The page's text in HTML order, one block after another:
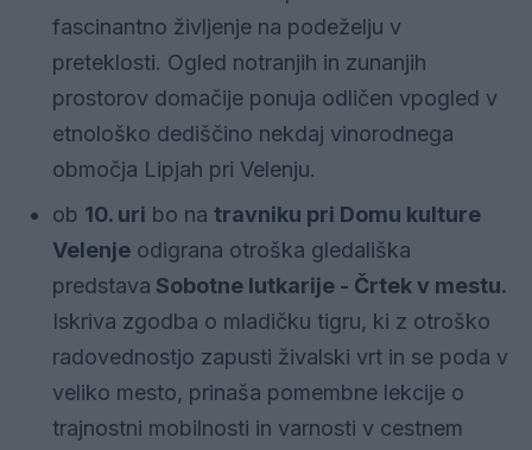
fascinantno življenje na podeželju v
preteklosti. Ogled notranjih in zunanjih
prostorov domačije ponuja odličen vpogled v
etnološko dediščino nekdaj vinorodnega
območja Lipjah pri Velenju.
ob 10. uri bo na travniku pri Domu kulture
Velenje odigrana otroška gledališka
predstava Sobotne lutkarije - Črtek v mestu.
Iskriva zgodba o mladičku tigru, ki z otroško
radovednostjo zapusti živalski vrt in se poda v
veliko mesto, prinaša pomembne lekcije o
trajnostni mobilnosti in varnosti v cestnem